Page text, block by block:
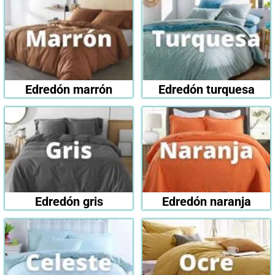
Edredón marrón Edredón turquesa
Edredón gris Edredón naranja